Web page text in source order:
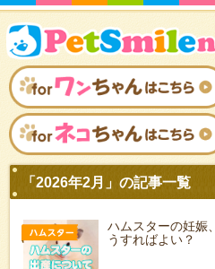
ハムスターの妊
うすればよい？